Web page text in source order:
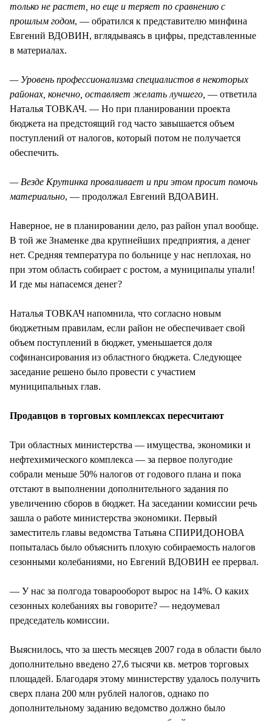
только не растет, но еще и теряет по сравнению с
прошлым годом, — обратился к представителю минфина
Евгений ВДОВИН, вглядываясь в цифры, представленные
в материалах.
— Уровень профессионализма специалистов в некоторых
районах, конечно, оставляет желать лучшего, — ответила
Наталья ТОВКАЧ. — Но при планировании проекта
бюджета на предстоящий год часто завышается объем
поступлений от налогов, который потом не получается
обеспечить.
— Везде Крутинка проваливает и при этом просит помочь
материально, — продолжал Евгений ВДОАВИН.
Наверное, не в планировании дело, раз район упал вообще.
В той же Знаменке два крупнейших предприятия, а денег
нет. Средняя температура по больнице у нас неплохая, но
при этом область собирает с ростом, а муниципалы упали!
И где мы напасемся денег?
Наталья ТОВКАЧ напомнила, что согласно новым
бюджетным правилам, если район не обеспечивает свой
объем поступлений в бюджет, уменьшается доля
софинансирования из областного бюджета. Следующее
заседание решено было провести с участием
муниципальных глав.
Продавцов в торговых комплексах пересчитают
Три областных министерства — имущества, экономики и
нефтехимического комплекса — за первое полугодие
собрали меньше 50% налогов от годового плана и пока
отстают в выполнении дополнительного задания по
увеличению сборов в бюджет. На заседании комиссии речь
зашла о работе министерства экономики. Первый
заместитель главы ведомства Татьяна СПИРИДОНОВА
попыталась было объяснить плохую собираемость налогов
сезонными колебаниями, но Евгений ВДОВИН ее прервал.
— У нас за полгода товарооборот вырос на 14%. О каких
сезонных колебаниях вы говорите? — недоумевал
председатель комиссии.
Выяснилось, что за шесть месяцев 2007 года в области было
дополнительно введено 27,6 тысячи кв. метров торговых
площадей. Благодаря этому министерству удалось получить
сверх плана 200 млн рублей налогов, однако по
дополнительному заданию ведомство должно было